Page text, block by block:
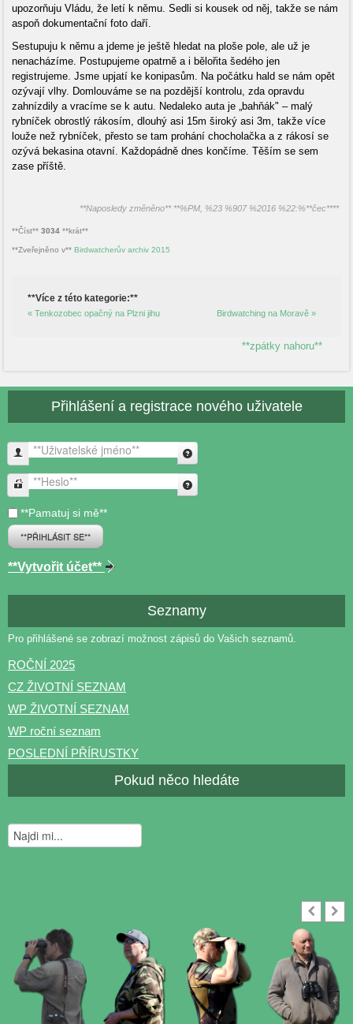
upozorňuju Vládu, že letí k němu. Sedli si kousek od něj, takže se nám
aspoň dokumentační foto daří.
Sestupuju k němu a jdeme je ještě hledat na ploše pole, ale už je
nenacházíme. Postupujeme opatrně a i bělořita šedého jen
registrujeme. Jsme upjatí ke konipasům. Na počátku hald se nám opět
ozývají vlhy. Domlouváme se na pozdější kontrolu, zda opravdu
zahnízdily a vracíme se k autu. Nedaleko auta je „bahňák" – malý
rybníček obrostlý rákosím, dlouhý asi 15m široký asi 3m, takže více
louže než rybníček, přesto se tam prohání chocholačka a z rákosí se
ozývá bekasina otavní. Každopádně dnes končíme. Těším se sem
zase příště.
**Naposledy změněno** **%PM, %23 %907 %2016 %22:%**čec****
**Číst** 3034 **krát**
**Zveřejněno v** Birdwatcherův archiv 2015
**Více z této kategorie:**
« Tenkozobec opačný na Plzni jihu Birdwatching na Moravě »
**zpátky nahoru**
Přihlášení a registrace nového uživatele
**Uživatelské jméno**
**Heslo**
**Pamatuj si mě**
**PŘIHLÁSIT SE**
**Vytvořit účet**
Seznamy
Pro přihlášené se zobrazí možnost zápisů do Vašich seznamů.
ROČNÍ 2025
CZ ŽIVOTNÍ SEZNAM
WP ŽIVOTNÍ SEZNAM
WP roční seznam
POSLEDNÍ PŘÍRUSTKY
Pokud něco hledáte